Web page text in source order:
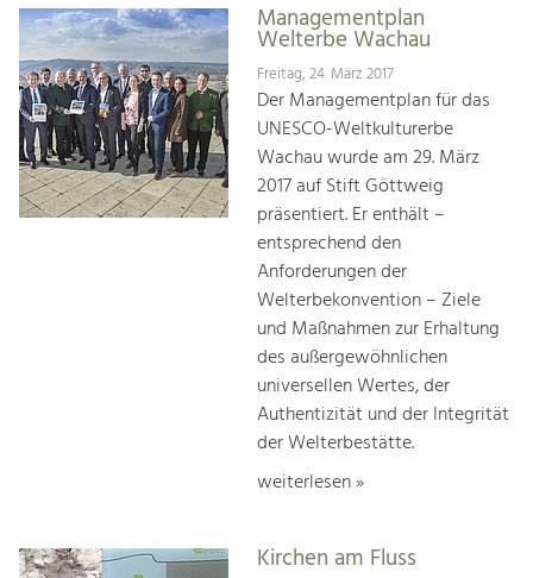
Managementplan
Welterbe Wachau
Freitag, 24. März 2017
Der Managementplan für das
UNESCO-Weltkulturerbe
Wachau wurde am 29. März
2017 auf Stift Göttweig
präsentiert. Er enthält –
entsprechend den
Anforderungen der
Welterbekonvention – Ziele
und Maßnahmen zur Erhaltung
des außergewöhnlichen
universellen Wertes, der
Authentizität und der Integrität
der Welterbestätte.
weiterlesen »
Kirchen am Fluss